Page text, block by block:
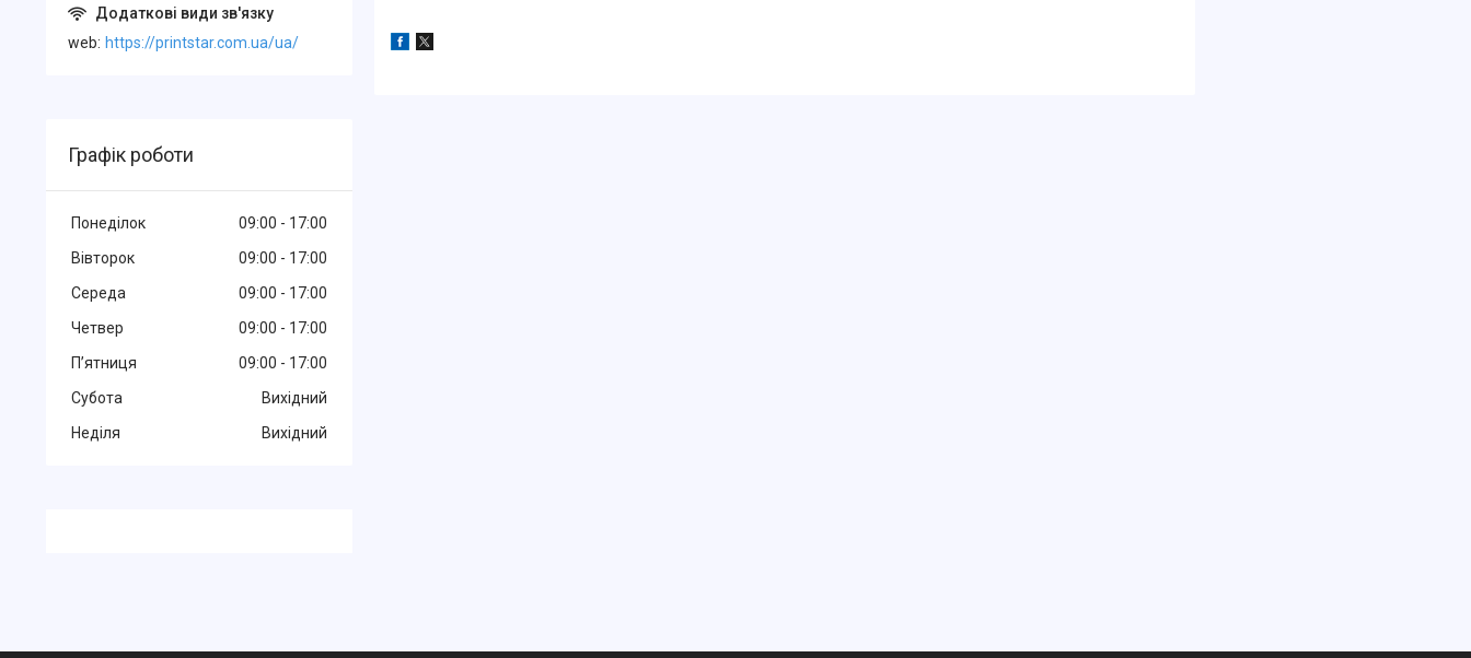
web https://printstar.com.ua/ua/
Графік роботи
Понеділок 09:00
17:00
Вівторок
09:00
17:00
Середа
09:00
17:00
Четвер
09:00
17:00
Пʼятниця
09:00
17:00
Субота
Вихідний
Неділя
Вихідний